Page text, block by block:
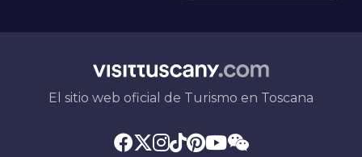
El sitio web oficial de Turismo en Toscana